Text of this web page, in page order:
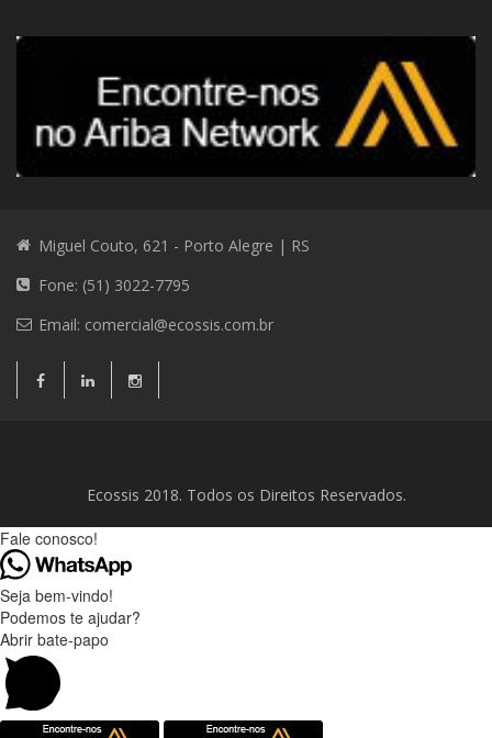
Miguel Couto, 621 - Porto Alegre | RS
Fone: (51) 3022-7795
Email: comercial@ecossis.com.br
Ecossis 2018. Todos os Direitos Reservados.
Fale conosco!
Seja bem-vindo!
Podemos te ajudar?
Abrir bate-papo